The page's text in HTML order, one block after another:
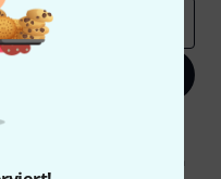
Sie dem Erhalt von E-Mail-
Informationen finden Sie in